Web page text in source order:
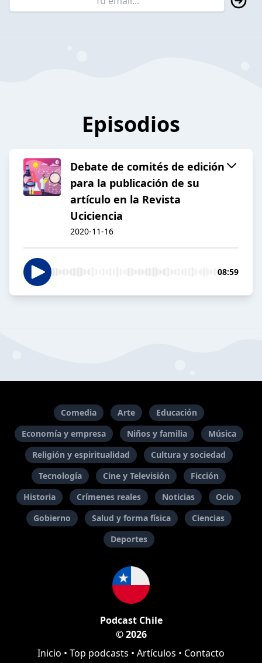
Episodios
Debate de comités de edición
para la publicación de su
artículo en la Revista
Uciciencia
2020-11-16
08:59
Comedia Arte
Educación
Economía y empresa
Niños y familia
Música
Religión y espiritualidad
Cultura y sociedad
Tecnología
Cine y Televisión
Ficción
Historia
Crímenes reales Noticias
Ocio
Gobierno
Salud y forma física
Ciencias
Deportes
Podcast Chile
© 2026
Inicio • Top podcasts • Artículos • Contacto